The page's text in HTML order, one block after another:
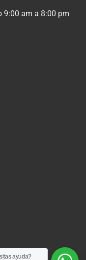
9:00 am a 8:00 pm
ayuda?